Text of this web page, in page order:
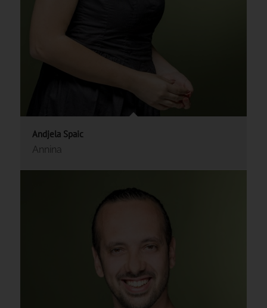
Andjela Spaic
Annina